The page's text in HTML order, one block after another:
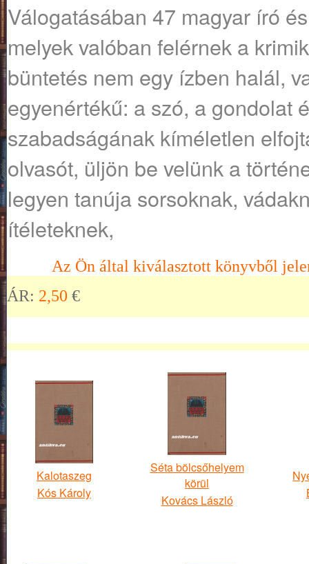
Válogatásában 47 magyar író
melyek valóban felérnek a
büntetés nem egy ízben halál,
egyenértékű: a szó, a gondolat
szabadságának kíméletlen
olvasót, üljön be velünk a
legyen tanúja sorsoknak,
ítéleteknek,
Az Ön által kiválasztott könyvből
ÁR: 2,50 €
Kalotaszeg
Kós Károly
Séta bölcsőhelyem
körül
Kovács László